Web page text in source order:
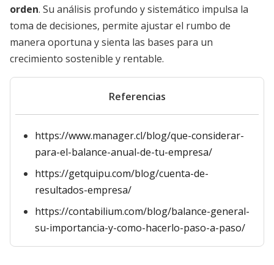
orden. Su análisis profundo y sistemático impulsa la
toma de decisiones, permite ajustar el rumbo de
manera oportuna y sienta las bases para un
crecimiento sostenible y rentable.
Referencias
https://www.manager.cl/blog/que-considerar-
para-el-balance-anual-de-tu-empresa/
https://getquipu.com/blog/cuenta-de-
resultados-empresa/
https://contabilium.com/blog/balance-general-
su-importancia-y-como-hacerlo-paso-a-paso/